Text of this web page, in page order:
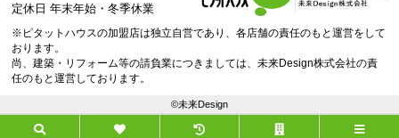
定休日 年末年始・冬季休業
※ピタットハウスの加盟店は独立自営であり、各店舗の責任のもと運営をして
おります。
尚、建築・リフォーム等の請負業につきましては、未来Design株式会社の責
任のもと運営しております。
©未来Design